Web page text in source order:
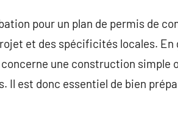
pour un plan de permis de
et des spécificités locales. En
concerne une construction
Il est donc essentiel de bien